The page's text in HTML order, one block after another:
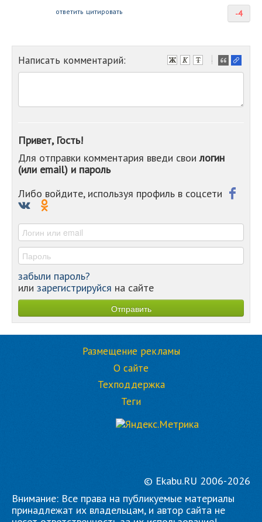
-4
ответить цитировать
Написать комментарий:
-
-
-
-
-
Привет, Гость!
Для отправки комментария введи своилогин
(или email) и пароль
Либо войдите, используя профиль в соцсети
забыли пароль?
или зарегистрируйся на сайте
Размещение рекламы
О сайте
Техподдержка
Теги
© Ekabu.RU 2006-2026
Внимание: Все права на публикуемые материалы
принадлежат их владельцам, и автор сайта не